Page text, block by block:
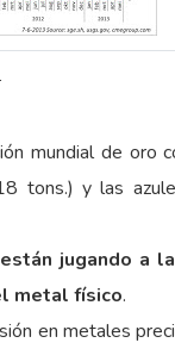
mundial de
tons.) y las
están jugando a
metal físico.
en metales